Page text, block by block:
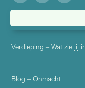
Verdieping – Wat zie jij
Blog – Onmacht